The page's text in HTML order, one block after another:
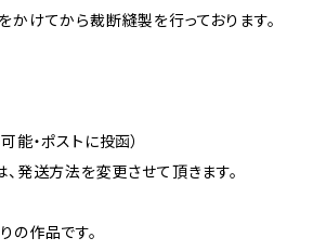
かけてから裁断縫製を行っております。
能・ポストに投函）
、発送方法を変更させて頂きます。
作品です。